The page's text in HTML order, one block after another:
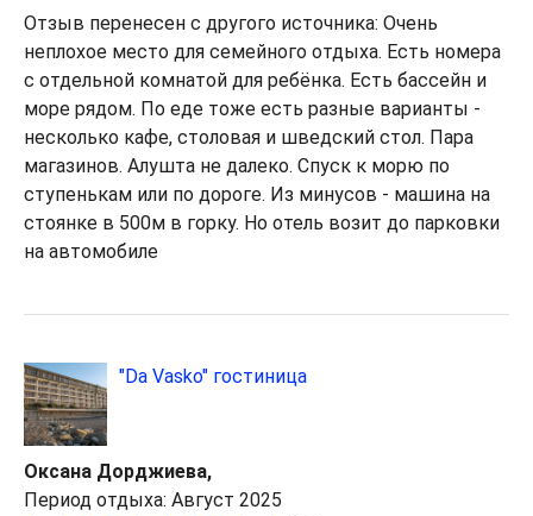
Отзыв перенесен с другого источника: Очень
неплохое место для семейного отдыха. Есть номера
с отдельной комнатой для ребёнка. Есть бассейн и
море рядом. По еде тоже есть разные варианты -
несколько кафе, столовая и шведский стол. Пара
магазинов. Алушта не далеко. Спуск к морю по
ступенькам или по дороге. Из минусов - машина на
стоянке в 500м в горку. Но отель возит до парковки
на автомобиле
"Da Vasko" гостиница
Оксана Дорджиева,
Период отдыха: Август 2025